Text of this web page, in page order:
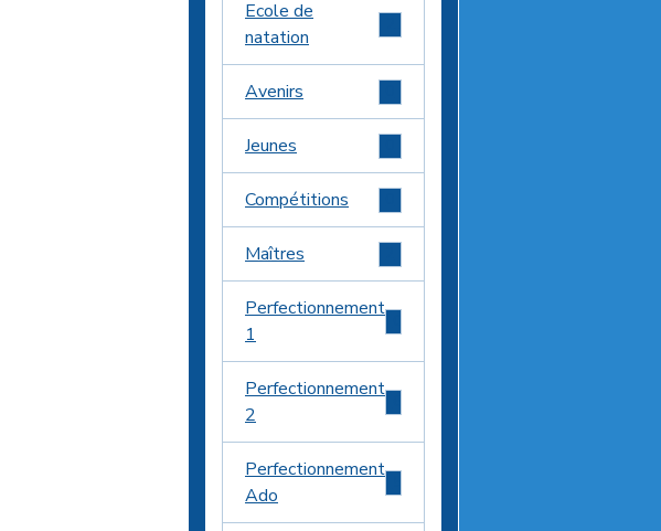
Ecole de
natation
Avenirs
Jeunes
Compétitions
Maîtres
Perfectionnement
1
Perfectionnement
2
Perfectionnement
Ado